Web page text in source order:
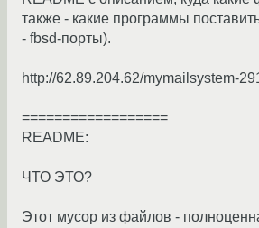
также - какие программы
- fbsd-порты).
http://62.89.204.62/mymailsystem-
==================
README:
ЧТО ЭТО?
Этот мусор из файлов -